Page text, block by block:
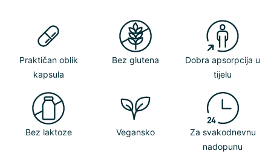
Praktičan oblik
kapsula
Bez glutena
Dobra apsorpcija u
tijelu
Bez laktoze Vegansko
Za svakodnevnu
nadopunu